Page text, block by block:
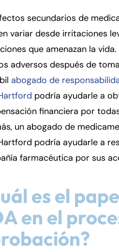
secundarios de
variar desde irritaciones
que amenazan la
adversos después de
abogado de
podría ayudarle a
financiera por
un abogado de
podría ayudarle a
farmacéutica por sus
es el
en el- Hours
Service 24/7
- Hours
Service 24/7